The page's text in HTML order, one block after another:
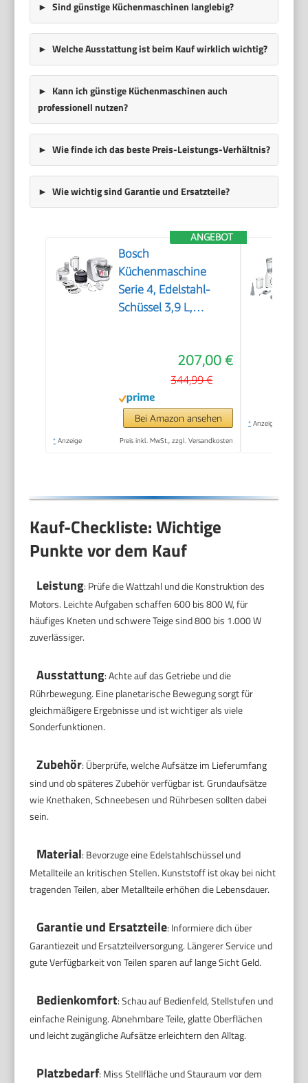
Sind günstige Küchenmaschinen langlebig?
Welche Ausstattung ist beim Kauf wirklich wichtig?
Kann ich günstige Küchenmaschinen auch
professionell nutzen?
Wie finde ich das beste Preis-Leistungs-Verhältnis?
Wie wichtig sind Garantie und Ersatzteile?
ANGEBOT
Bosch
Küchenmaschine
Serie 4, Edelstahl-
Schüssel 3,9 L,
spülmaschinenfest,
Mixer 1,25 L,
Durchlaufschnitzler, 3
Scheiben, 1000 W,
207,00 €
344,99 €
Bei Amazon ansehen
* Anzeige Preis inkl. MwSt., zzgl. Versandkosten
* Anzeige
Kauf-Checkliste: Wichtige
Punkte vor dem Kauf
Leistung: Prüfe die Wattzahl und die Konstruktion des
Motors. Leichte Aufgaben schaffen 600 bis 800 W, für
häufiges Kneten und schwere Teige sind 800 bis 1.000 W
zuverlässiger.
Ausstattung: Achte auf das Getriebe und die
Rührbewegung. Eine planetarische Bewegung sorgt für
gleichmäßigere Ergebnisse und ist wichtiger als viele
Sonderfunktionen.
Zubehör: Überprüfe, welche Aufsätze im Lieferumfang
sind und ob späteres Zubehör verfügbar ist. Grundaufsätze
wie Knethaken, Schneebesen und Rührbesen sollten dabei
sein.
Material: Bevorzuge eine Edelstahlschüssel und
Metallteile an kritischen Stellen. Kunststoff ist okay bei nicht
tragenden Teilen, aber Metallteile erhöhen die Lebensdauer.
Garantie und Ersatzteile: Informiere dich über
Garantiezeit und Ersatzteilversorgung. Längerer Service und
gute Verfügbarkeit von Teilen sparen auf lange Sicht Geld.
Bedienkomfort: Schau auf Bedienfeld, Stellstufen und
einfache Reinigung. Abnehmbare Teile, glatte Oberflächen
und leicht zugängliche Aufsätze erleichtern den Alltag.
Platzbedarf: Miss Stellfläche und Stauraum vor dem